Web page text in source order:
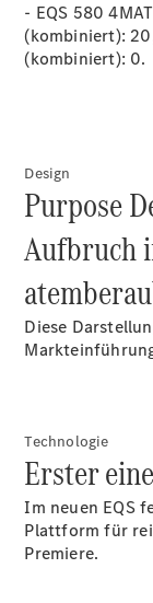
- EQS 580
(kombiniert):
(kombiniert): 0.
Design
Purpose
Aufbruch
Diese
Technologie
Erster
Im neuen EQS
Plattform für
Premiere.